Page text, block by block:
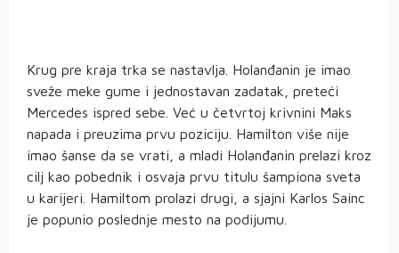
Krug pre kraja trka se nastavlja. Holanđanin je imao
sveže meke gume i jednostavan zadatak, preteći
Mercedes ispred sebe. Već u četvrtoj krivnini Maks
napada i preuzima prvu poziciju. Hamilton više nije
imao šanse da se vrati, a mladi Holanđanin prelazi kroz
cilj kao pobednik i osvaja prvu titulu šampiona sveta
u karijeri. Hamiltom prolazi drugi, a sjajni Karlos Sainc
je popunio poslednje mesto na podijumu.